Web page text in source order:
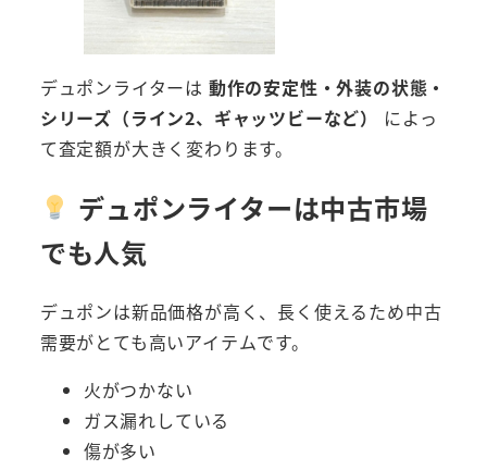
デュポンライターは 動作の安定性・外装の状態・
シリーズ（ライン2、ギャッツビーなど）
によっ
て査定額が大きく変わります。
デュポンライターは中古市場
でも人気
デュポンは新品価格が高く、長く使えるため中古
需要がとても高いアイテムです。
火がつかない
ガス漏れしている
傷が多い